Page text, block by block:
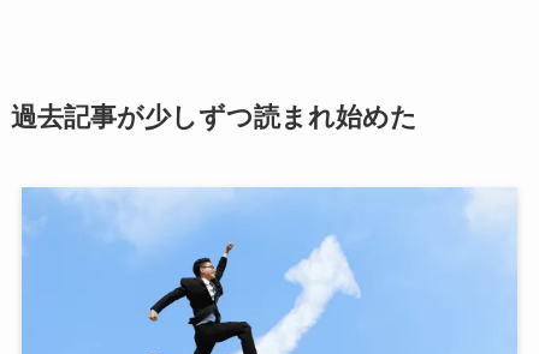
過去記事が少しずつ読まれ始めた